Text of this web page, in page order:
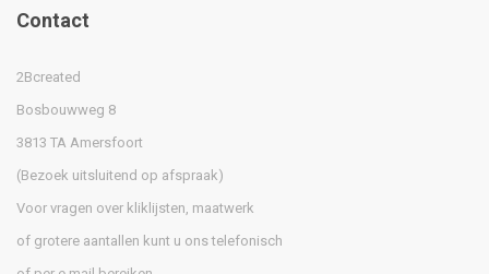
Contact
2Bcreated
Bosbouwweg 8
3813 TA Amersfoort
(Bezoek uitsluitend op afspraak)
Voor vragen over kliklijsten, maatwerk
of grotere aantallen kunt u ons telefonisch